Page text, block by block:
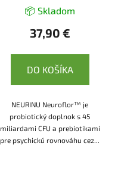
📦 Skladom
37,90 €
DO KOŠÍKA
NEURINU Neuroflor™ je
probiotický doplnok s 45
miliardami CFU a prebiotikami
pre psychickú rovnováhu cez...